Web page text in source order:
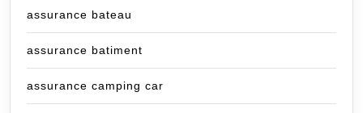
assurance bateau
assurance batiment
assurance camping car